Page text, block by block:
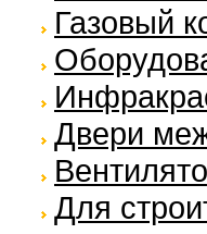
Газовый
Двери
Для